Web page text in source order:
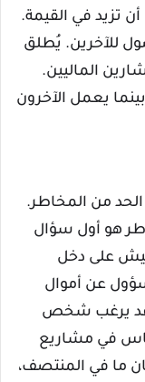
تزيد في القيمة.
للآخرين. يُطلق
الماليين.
يعمل الآخرون
الحد من المخاطر.
هو أول سؤال
على دخل
عن أموال
قد يرغب شخص
في مشاريع
ما في المنتصف،